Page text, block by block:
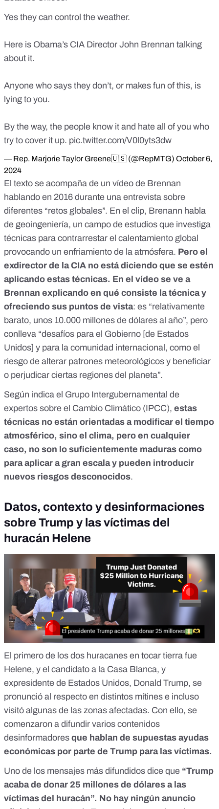
Yes they can control the weather.
Here is Obama’s CIA Director John Brennan talking
about it.
Anyone who says they don’t, or makes fun of this, is
lying to you.
By the way, the people know it and hate all of you who
try to cover it up. pic.twitter.com/V0l0yts3dw
— Rep. Marjorie Taylor Greene🇺🇸 (@RepMTG) October 6,
2024
El texto se acompaña de un vídeo de Brennan
hablando en 2016 durante una entrevista sobre
diferentes “retos globales”. En el clip, Brenann habla
de geoingeniería, un campo de estudios que investiga
técnicas para contrarrestar el calentamiento global
provocando un enfriamiento de la atmósfera. Pero el
exdirector de la CIA no está diciendo que se estén
aplicando estas técnicas. En el vídeo se ve a
Brennan explicando en qué consiste la técnica y
ofreciendo sus puntos de vista: es “relativamente
barato, unos 10.000 millones de dólares al año”, pero
conlleva “desafíos para el Gobierno [de Estados
Unidos] y para la comunidad internacional, como el
riesgo de alterar patrones meteorológicos y beneficiar
o perjudicar ciertas regiones del planeta”.
Según indica el Grupo Intergubernamental de
expertos sobre el Cambio Climático (IPCC), estas
técnicas no están orientadas a modificar el tiempo
atmosférico, sino el clima, pero en cualquier
caso, no son lo suficientemente maduras como
para aplicar a gran escala y pueden introducir
nuevos riesgos desconocidos.
Datos, contexto y desinformaciones
sobre Trump y las víctimas del
huracán Helene
El primero de los dos huracanes en tocar tierra fue
Helene, y el candidato a la Casa Blanca, y
expresidente de Estados Unidos, Donald Trump, se
pronunció al respecto en distintos mítines e incluso
visitó algunas de las zonas afectadas. Con ello, se
comenzaron a difundir varios contenidos
desinformadores que hablan de supuestas ayudas
económicas por parte de Trump para las víctimas.
Uno de los mensajes más difundidos dice que “Trump
acaba de donar 25 millones de dólares a las
víctimas del huracán”. No hay ningún anuncio